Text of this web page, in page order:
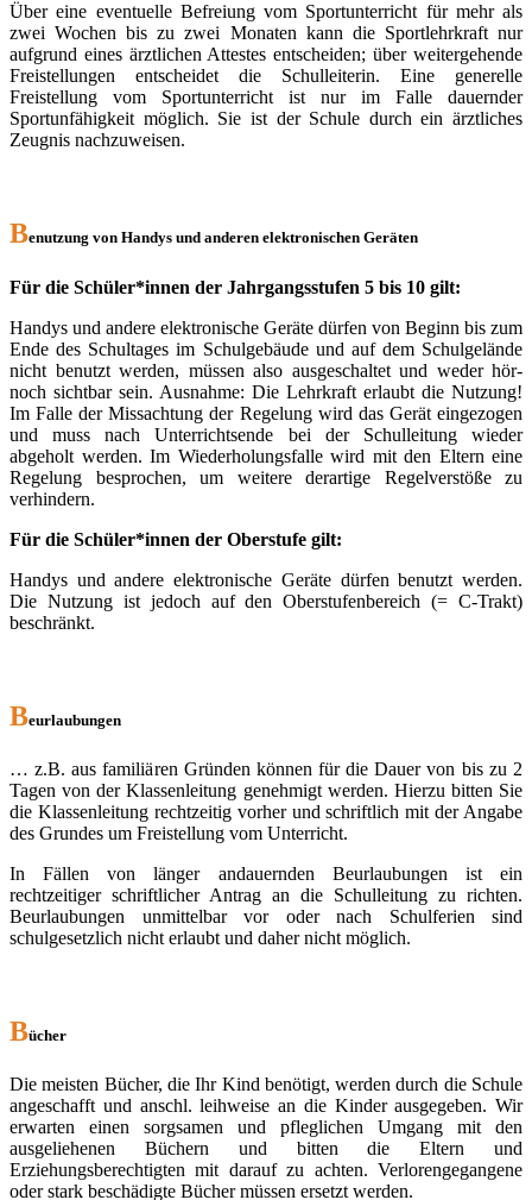
Über eine eventuelle Befreiung vom Sportunterricht für mehr als
zwei Wochen bis zu zwei Monaten kann die Sportlehrkraft nur
aufgrund eines ärztlichen Attestes entscheiden; über weitergehende
Freistellungen entscheidet die Schulleiterin. Eine generelle
Freistellung vom Sportunterricht ist nur im Falle dauernder
Sportunfähigkeit möglich. Sie ist der Schule durch ein ärztliches
Zeugnis nachzuweisen.
Benutzung von Handys und anderen elektronischen Geräten
Für die Schüler*innen der Jahrgangsstufen 5 bis 10 gilt:
Handys und andere elektronische Geräte dürfen von Beginn bis zum
Ende des Schultages im Schulgebäude und auf dem Schulgelände
nicht benutzt werden, müssen also ausgeschaltet und weder hör-
noch sichtbar sein. Ausnahme: Die Lehrkraft erlaubt die Nutzung!
Im Falle der Missachtung der Regelung wird das Gerät eingezogen
und muss nach Unterrichtsende bei der Schulleitung wieder
abgeholt werden. Im Wiederholungsfalle wird mit den Eltern eine
Regelung besprochen, um weitere derartige Regelverstöße zu
verhindern.
Für die Schüler*innen der Oberstufe gilt:
Handys und andere elektronische Geräte dürfen benutzt werden.
Die Nutzung ist jedoch auf den Oberstufenbereich (= C-Trakt)
beschränkt.
Beurlaubungen
… z.B. aus familiären Gründen können für die Dauer von bis zu 2
Tagen von der Klassenleitung genehmigt werden. Hierzu bitten Sie
die Klassenleitung rechtzeitig vorher und schriftlich mit der Angabe
des Grundes um Freistellung vom Unterricht.
In Fällen von länger andauernden Beurlaubungen ist ein
rechtzeitiger schriftlicher Antrag an die Schulleitung zu richten.
Beurlaubungen unmittelbar vor oder nach Schulferien sind
schulgesetzlich nicht erlaubt und daher nicht möglich.
Bücher
Die meisten Bücher, die Ihr Kind benötigt, werden durch die Schule
angeschafft und anschl. leihweise an die Kinder ausgegeben. Wir
erwarten einen sorgsamen und pfleglichen Umgang mit den
ausgeliehenen Büchern und bitten die Eltern und
Erziehungsberechtigten mit darauf zu achten. Verlorengegangene
oder stark beschädigte Bücher müssen ersetzt werden.